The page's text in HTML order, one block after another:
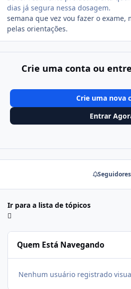
dias já segura nessa dosagem.
semana que vez vou fazer o
pelas orientações.
Crie uma conta ou
Crie uma nova
Entrar
Seguidores
Ir para a lista de tópicos
Quem Está Navegando
Nenhum usuário registrado